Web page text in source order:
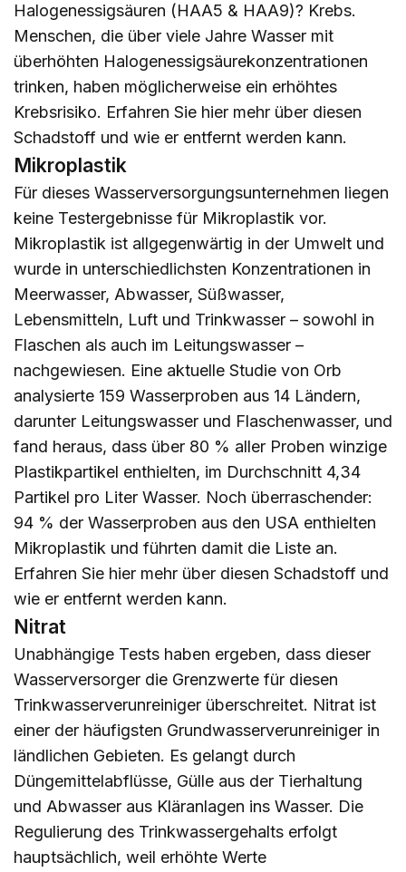
Halogenessigsäuren (HAA5 & HAA9)? Krebs.
Menschen, die über viele Jahre Wasser mit
überhöhten Halogenessigsäurekonzentrationen
trinken, haben möglicherweise ein erhöhtes
Krebsrisiko. Erfahren Sie hier mehr über diesen
Schadstoff und wie er entfernt werden kann.
Mikroplastik
Für dieses Wasserversorgungsunternehmen liegen
keine Testergebnisse für Mikroplastik vor.
Mikroplastik ist allgegenwärtig in der Umwelt und
wurde in unterschiedlichsten Konzentrationen in
Meerwasser, Abwasser, Süßwasser,
Lebensmitteln, Luft und Trinkwasser – sowohl in
Flaschen als auch im Leitungswasser –
nachgewiesen. Eine aktuelle Studie von Orb
analysierte 159 Wasserproben aus 14 Ländern,
darunter Leitungswasser und Flaschenwasser, und
fand heraus, dass über 80 % aller Proben winzige
Plastikpartikel enthielten, im Durchschnitt 4,34
Partikel pro Liter Wasser. Noch überraschender:
94 % der Wasserproben aus den USA enthielten
Mikroplastik und führten damit die Liste an.
Erfahren Sie hier mehr über diesen Schadstoff und
wie er entfernt werden kann.
Nitrat
Unabhängige Tests haben ergeben, dass dieser
Wasserversorger die Grenzwerte für diesen
Trinkwasserverunreiniger überschreitet. Nitrat ist
einer der häufigsten Grundwasserverunreiniger in
ländlichen Gebieten. Es gelangt durch
Düngemittelabflüsse, Gülle aus der Tierhaltung
und Abwasser aus Kläranlagen ins Wasser. Die
Regulierung des Trinkwassergehalts erfolgt
hauptsächlich, weil erhöhte Werte